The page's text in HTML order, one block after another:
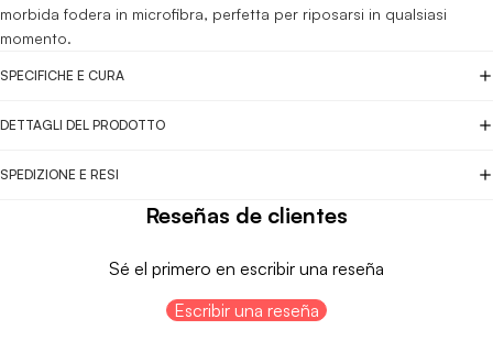
morbida fodera in microfibra, perfetta per riposarsi in qualsiasi
momento.
SPECIFICHE E CURA
DETTAGLI DEL PRODOTTO
SPEDIZIONE E RESI
Reseñas de clientes
Sé el primero en escribir una reseña
Escribir una reseña